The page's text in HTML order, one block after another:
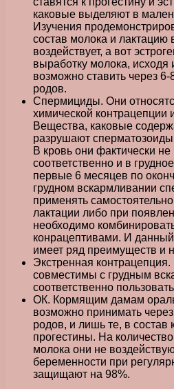
каковые выделяют в
Изучения
состав молока и лактацию
воздействует, а вот
выработку молока, исходя
возможно ставить через
родов.
Спермициды. Они
химической контрацепции
Вещества, каковые
разрушают
В кровь они фактически
соответственно и в
первые 6 месяцев по
грудном вскармливании
применять
лактации либо при
необходимо
конрацептивами. И
имеет ряд преимуществ и
Экстренная
совместимы с грудным
соответственно
ОК. Кормящим дамам
возможно принимать
родов, и лишь те, в состав
прогестины. На
молока они не
беременности при
защищают на 98%.